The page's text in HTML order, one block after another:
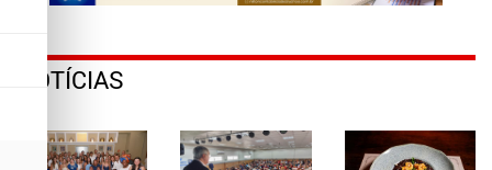
NOTÍCIAS